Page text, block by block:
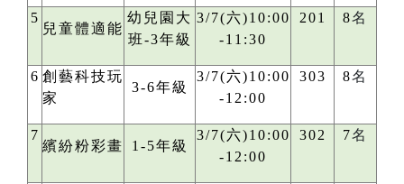
5
兒童體適能
幼兒園大
班-3年級
3/7(六)10:00
-11:30
201 8名
6 創藝科技玩
家
3-6年級
3/7(六)10:00
-12:00
303 8名
7
繽紛粉彩畫 1-5年級
3/7(六)10:00
-12:00
302 7名